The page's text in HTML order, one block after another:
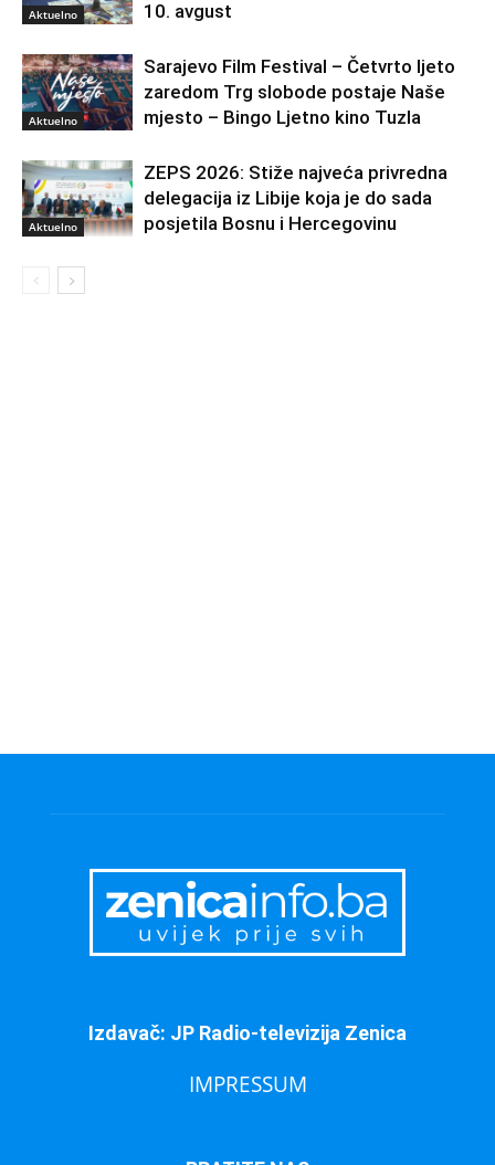
Aktuelno
10. avgust
Aktuelno
Sarajevo Film Festival – Četvrto ljeto
zaredom Trg slobode postaje Naše
mjesto – Bingo Ljetno kino Tuzla
Aktuelno
ZEPS 2026: Stiže najveća privredna
delegacija iz Libije koja je do sada
posjetila Bosnu i Hercegovinu
Izdavač: JP Radio-televizija Zenica
IMPRESSUM